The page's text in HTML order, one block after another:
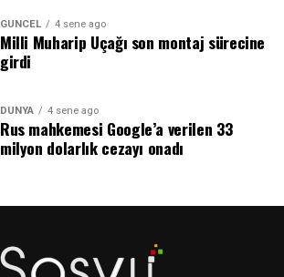
GÜNCEL 4 sene ago
Milli Muharip Uçağı son montaj sürecine
girdi
DÜNYA 4 sene ago
Rus mahkemesi Google’a verilen 33
milyon dolarlık cezayı onadı